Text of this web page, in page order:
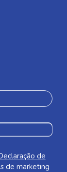
de
de marketing